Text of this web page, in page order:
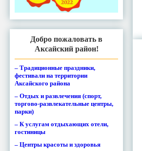
Добро пожаловать в
Аксайский район!
– Традиционные праздники,
фестивали на территории
Аксайского района
– Отдых и развлечения (спорт,
торгово-развлекательные центры,
парки)
– К услугам отдыхающих отели,
гостиницы
– Центры красоты и здоровья